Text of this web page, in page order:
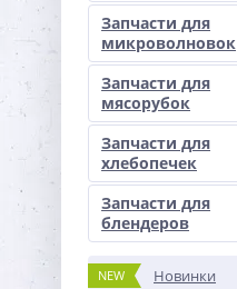
Запчасти для
микроволновок
Запчасти для
мясорубок
Запчасти для
хлебопечек
Запчасти для
блендеров
NEW Новинки